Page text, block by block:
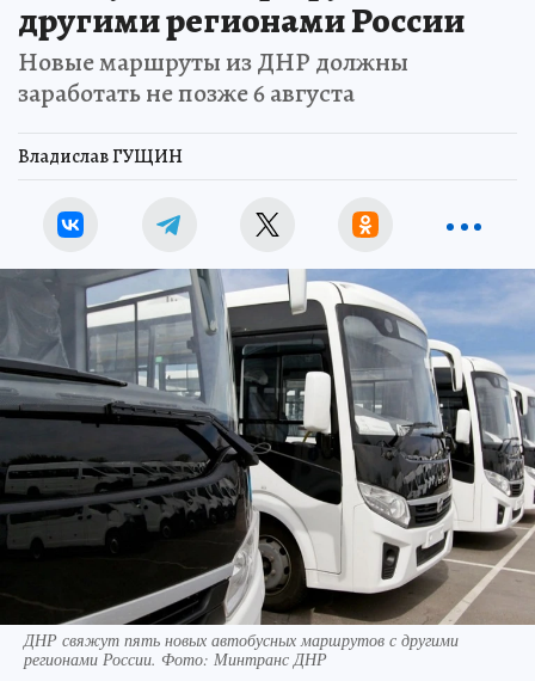
другими регионами России
Новые маршруты из ДНР должны
заработать не позже 6 августа
Владислав ГУЩИН
ДНР свяжут пять новых автобусных маршрутов с другими
регионами России. Фото: Минтранс ДНР